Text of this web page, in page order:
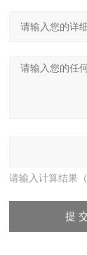
请输入计算结果